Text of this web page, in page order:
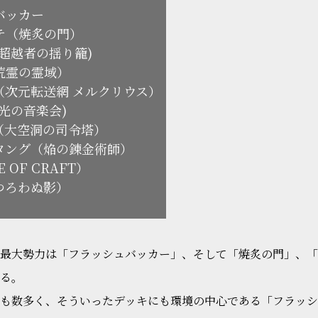
カー
焼炙の門）
越者の揺り籠)
の霊域）
元転送網 メルクリウス）
の音楽会)
空洞の司令塔）
グ（焔の錬金術師）
OF CRAFT）
わぬ影）
大勢力は「フラッシュバッカー」、そして「焼炙の門」、
。
数多く、そういったデッキにも環境の中心である「フラッ